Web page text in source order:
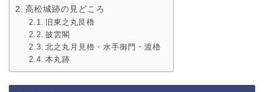
高松城跡の見どころ
旧東之丸艮櫓
披雲閣
北之丸月見櫓・水手御門・渡櫓
本丸跡